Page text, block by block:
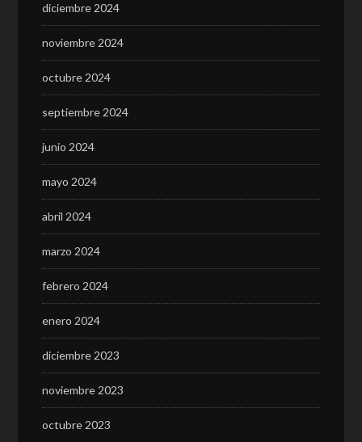
diciembre 2024
noviembre 2024
octubre 2024
septiembre 2024
junio 2024
mayo 2024
abril 2024
marzo 2024
febrero 2024
enero 2024
diciembre 2023
noviembre 2023
octubre 2023